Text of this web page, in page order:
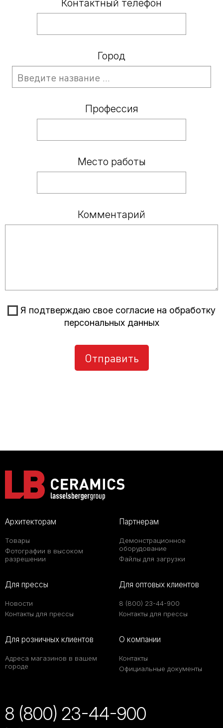
Контактный телефон
Город
Профессия
Место работы
Комментарий
Я подтверждаю свое согласие на обработку
персональных данных
Архитекторам
Товары
Фотографии в высоком
разрешении
Партнерам
Демонстрационное
оборудование
Файлы для загрузки
Для прессы
Новости
Контакты для прессы
Для оптовых клиентов
8 (800) 23-44-900
Контакты для прессы
Для розничных клиентов
Адреса магазинов в вашем
городе
О компании
Контакты
Официальные документы
8 (800) 23-44-900